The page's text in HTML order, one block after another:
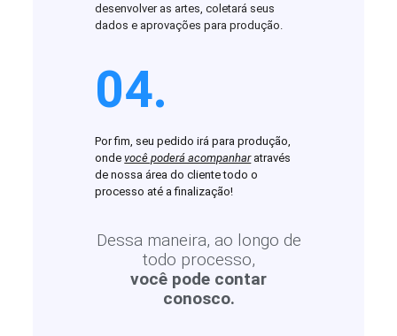
desenvolver as artes, coletará seus
dados e aprovações para produção.
04.
Por fim, seu pedido irá para produção,
ondevocê poderá acompanharatravés
de nossa área do cliente todo o
processo até a finalização!
Dessa maneira, ao longo de
todo processo,
você pode contar
conosco.